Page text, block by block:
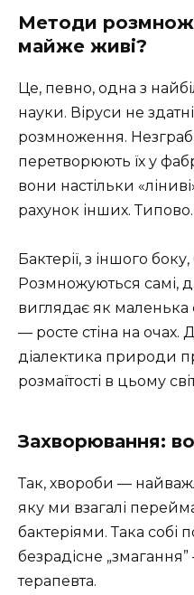
Методи
майже живі?
Це, певно, одна з
науки. Віруси не
розмноження.
перетворюють їх у
вони настільки
рахунок інших. Типово.
Бактерії, з іншого
Розмножуються самі,
виглядає як маленька
— росте стіна на очах.
діалектика природи
розмаїтості в цьому
Захворювання:
Так, хвороби —
яку ми взагалі
бактеріями. Така собі
безрадісне
терапевта.